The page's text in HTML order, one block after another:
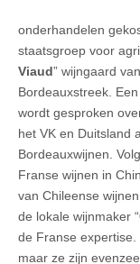
onderhandelen
staatsgroep voor
Viaud” wijngaard
Bordeauxstreek.
wordt gesproken
het VK en Duitsland
Bordeauxwijnen.
Franse wijnen in
van Chileense
de lokale wijnmaker “
de Franse expertise.
maar ze zijn